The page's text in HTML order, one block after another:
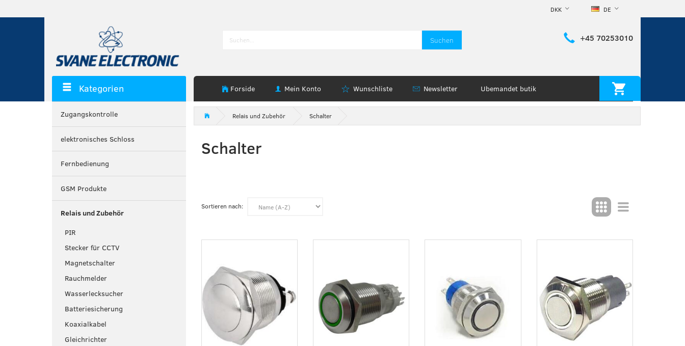
DE
DKK
Suchen +45 70253010
Forside Mein Konto Wunschliste Newsletter Ubemandet butik
Kategorien
Zugangskontrolle
elektronisches Schloss
Fernbedienung
GSM Produkte
Relais und Zubehör
PIR
Stecker für CCTV
Magnetschalter
Rauchmelder
Wasserlecksucher
Batteriesicherung
Koaxialkabel
Gleichrichter
Relais und Zubehör Schalter
Schalter
Sortieren nach: